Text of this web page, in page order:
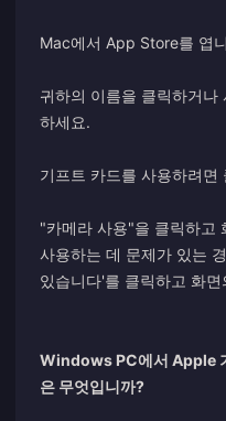
Mac에서 App Store를 엽
귀하의 이름을 클릭하거나
하세요.
기프트 카드를 사용하려면
"카메라 사용"을 클릭하고
사용하는 데 문제가 있는
있습니다'를 클릭하고 화
Windows PC에서 Apple
은 무엇입니까?